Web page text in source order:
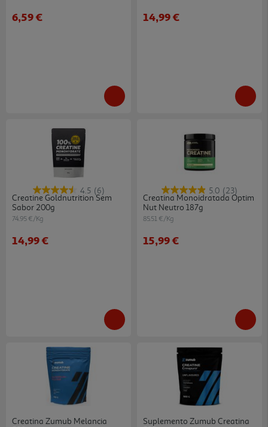
6,59 € 14,99 €
4.5 (6)
Creatine Goldnutrition Sem
Sabor 200g
74.95 €/Kg
14,99 €
5.0 (23)
Creatina Monoidratada Optim
Nut Neutro 187g
85.51 €/Kg
15,99 €
Creatina Zumub Melancia
Suplemento Zumub Creatina